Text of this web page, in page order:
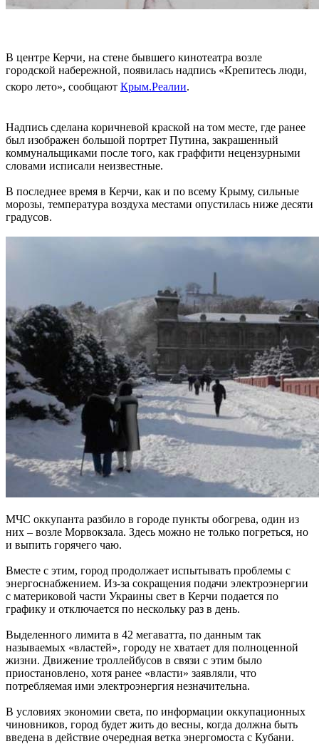
В центре Керчи, на стене бывшего кинотеатра возле
городской набережной, появилась надпись «Крепитесь люди,
скоро лето», сообщают Крым.Реалии.
Надпись сделана коричневой краской на том месте, где ранее
был изображен большой портрет Путина, закрашенный
коммунальщиками после того, как граффити нецензурными
словами исписали неизвестные.
В последнее время в Керчи, как и по всему Крыму, сильные
морозы, температура воздуха местами опустилась ниже десяти
градусов.
МЧС оккупанта разбило в городе пункты обогрева, один из
них – возле Морвокзала. Здесь можно не только погреться, но
и выпить горячего чаю.
Вместе с этим, город продолжает испытывать проблемы с
энергоснабжением. Из-за сокращения подачи электроэнергии
с материковой части Украины свет в Керчи подается по
графику и отключается по нескольку раз в день.
Выделенного лимита в 42 мегаватта, по данным так
называемых «властей», городу не хватает для полноценной
жизни. Движение троллейбусов в связи с этим было
приостановлено, хотя ранее «власти» заявляли, что
потребляемая ими электроэнергия незначительна.
В условиях экономии света, по информации оккупационных
чиновников, город будет жить до весны, когда должна быть
введена в действие очередная ветка энергомоста с Кубани.